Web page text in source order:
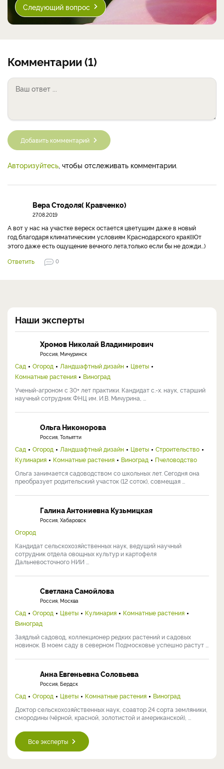
Следующий вопрос
Комментарии (1)
Добавить комментарий
Авторизуйтесь, чтобы отслеживать комментарии.
Вера Стодоля( Кравченко)
27.08.2019
А вот у нас на участке вереск остается цветущим даже в новый
год,благодаря климатическим условиям Краснодарского края)))От
этого даже есть ощущение вечного лета,только если бы не дожди...)
Ответить
0
Наши эксперты
Хромов Николай Владимирович
Россия, Мичуринск
Сад Огород Ландшафтный дизайн
Цветы
Комнатные растения
Виноград
Ученый-агроном с 30+ лет практики. Кандидат с.-х. наук, старший
научный сотрудник ФНЦ им. И.В. Мичурина, ...
Ольга Никонорова
Россия, Тольятти
Сад Огород Ландшафтный дизайн Цветы
Строительство
Кулинария
Комнатные растения Виноград
Пчеловодство
Ольга занимается садоводством со школьных лет. Сегодня она
преобразует родительский участок (12 соток), совмещая ...
Галина Антониевна Кузьмицкая
Россия, Хабаровск
Огород
Кандидат сельскохозяйственных наук, ведущий научный
сотрудник отдела овощных культур и картофеля
Дальневосточного НИИ ...
Светлана Самойлова
Россия, Москва
Сад Огород Цветы Кулинария
Комнатные растения
Виноград
Заядлый садовод, коллекционер редких растений и садовых
новинок. В моем саду в северном Подмосковье успешно растут ...
Анна Евгеньевна Соловьева
Россия, Бердск
Сад Огород Цветы Комнатные растения
Виноград
Доктор сельскохозяйственных наук, соавтор 24 сорта земляники,
смородины (чёрной, красной, золотистой и американской), ...
Все эксперты